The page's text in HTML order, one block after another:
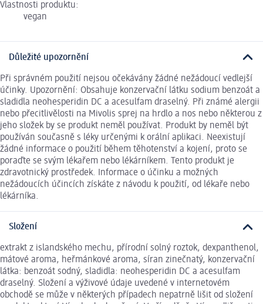
Vlastnosti produktu:
vegan
Důležité upozornění
Při správném použití nejsou očekávány žádné nežádoucí vedlejší
účinky. Upozornění: Obsahuje konzervační látku sodium benzoát a
sladidla neohesperidin DC a acesulfam draselný. Při známé alergii
nebo přecitlivělosti na Mivolis sprej na hrdlo a nos nebo některou z
jeho složek by se produkt neměl používat. Produkt by neměl být
používán současně s léky určenými k orální aplikaci. Neexistují
žádné informace o použití během těhotenství a kojení, proto se
poraďte se svým lékařem nebo lékárníkem. Tento produkt je
zdravotnický prostředek. Informace o účinku a možných
nežádoucích účincích získáte z návodu k použití, od lékaře nebo
lékárníka.
Složení
extrakt z islandského mechu, přírodní solný roztok, dexpanthenol,
mátové aroma, heřmánkové aroma, síran zinečnatý, konzervační
látka: benzoát sodný, sladidla: neohesperidin DC a acesulfam
draselný. Složení a výživové údaje uvedené v internetovém
obchodě se může v některých případech nepatrně lišit od složení